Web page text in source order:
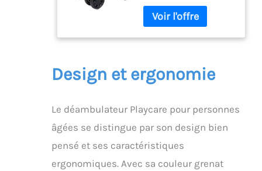
avant à 0°, 90° et 360°. -
Poignée réglable en
hauteur. - Sac lavable
Design et ergonomie
Le déambulateur Playcare pour personnes
âgées se distingue par son design bien
pensé et ses caractéristiques
ergonomiques. Avec sa couleur grenat